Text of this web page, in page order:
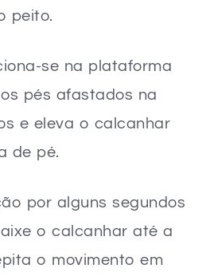
peito.
se na plataforma
pés afastados na
e eleva o calcanhar
de pé.
por alguns segundos
o calcanhar até a
o movimento em